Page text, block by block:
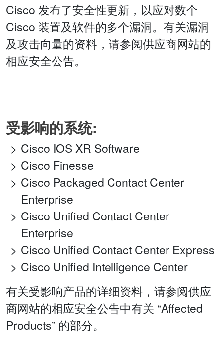
Cisco 发布了安全性更新，以应对数个
Cisco 装置及软件的多个漏洞。有关漏洞
及攻击向量的资料，请参阅供应商网站的
相应安全公告。
受影响的系统:
Cisco IOS XR Software
Cisco Finesse
Cisco Packaged Contact Center
Enterprise
Cisco Unified Contact Center
Enterprise
Cisco Unified Contact Center Express
Cisco Unified Intelligence Center
有关受影响产品的详细资料，请参阅供应
商网站的相应安全公告中有关 “Affected
Products” 的部分。